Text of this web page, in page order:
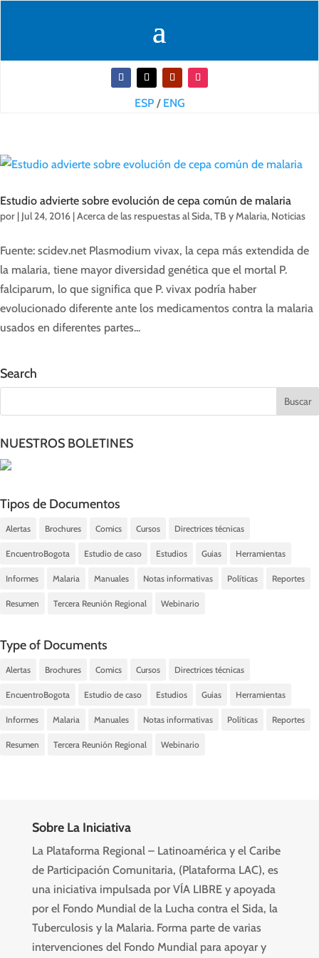
ESP/ ENG
Estudio advierte sobre evolución de cepa común de malaria
por | Jul 24, 2016 |Acerca de las respuestas al Sida, TB y Malaria, Noticias
Fuente: scidev.net Plasmodium vivax, la cepa más extendida de
la malaria, tiene mayor diversidad genética que el mortal P.
falciparum, lo que significa que P. vivax podría haber
evolucionado diferente ante los medicamentos contra la malaria
usados en diferentes partes...
Search
NUESTROS BOLETINES
Tipos de Documentos
Alertas Brochures Comics Cursos Directrices técnicas
EncuentroBogota Estudio de caso Estudios Guias Herramientas
Informes Malaria Manuales Notas informativas Políticas Reportes
Resumen Tercera Reunión Regional Webinario
Type of Documents
Alertas Brochures Comics Cursos Directrices técnicas
EncuentroBogota Estudio de caso Estudios Guias Herramientas
Informes Malaria Manuales Notas informativas Políticas Reportes
Resumen Tercera Reunión Regional Webinario
Sobre La Iniciativa
La Plataforma Regional – Latinoamérica y el Caribe
de Participación Comunitaria, (Plataforma LAC), es
una iniciativa impulsada por VÍA LIBRE y apoyada
por el Fondo Mundial de la Lucha contra el Sida, la
Tuberculosis y la Malaria. Forma parte de varias
intervenciones del Fondo Mundial para apoyar y